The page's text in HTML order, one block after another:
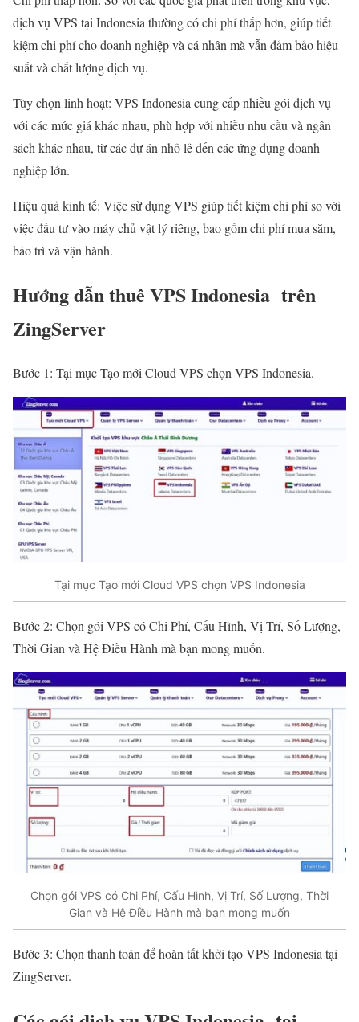
dịch vụ VPS tại Indonesia thường có chi phí thấp hơn, giúp tiết
kiệm chi phí cho doanh nghiệp và cá nhân mà vẫn đảm bảo hiệu
suất và chất lượng dịch vụ.
Tùy chọn linh hoạt: VPS Indonesia cung cấp nhiều gói dịch vụ
với các mức giá khác nhau, phù hợp với nhiều nhu cầu và ngân
sách khác nhau, từ các dự án nhỏ lẻ đến các ứng dụng doanh
nghiệp lớn.
Hiệu quả kinh tế: Việc sử dụng VPS giúp tiết kiệm chi phí so với
việc đầu tư vào máy chủ vật lý riêng, bao gồm chi phí mua sắm,
bảo trì và vận hành.
Hướng dẫn thuê VPS Indonesia trên
ZingServer
Bước 1: Tại mục Tạo mới Cloud VPS chọn VPS Indonesia.
Tại mục Tạo mới Cloud VPS chọn VPS Indonesia
Bước 2: Chọn gói VPS có Chi Phí, Cấu Hình, Vị Trí, Số Lượng,
Thời Gian và Hệ Điều Hành mà bạn mong muốn.
Chọn gói VPS có Chi Phí, Cấu Hình, Vị Trí, Số Lượng, Thời
Gian và Hệ Điều Hành mà bạn mong muốn
Bước 3: Chọn thanh toán để hoàn tất khởi tạo VPS Indonesia tại
ZingServer.